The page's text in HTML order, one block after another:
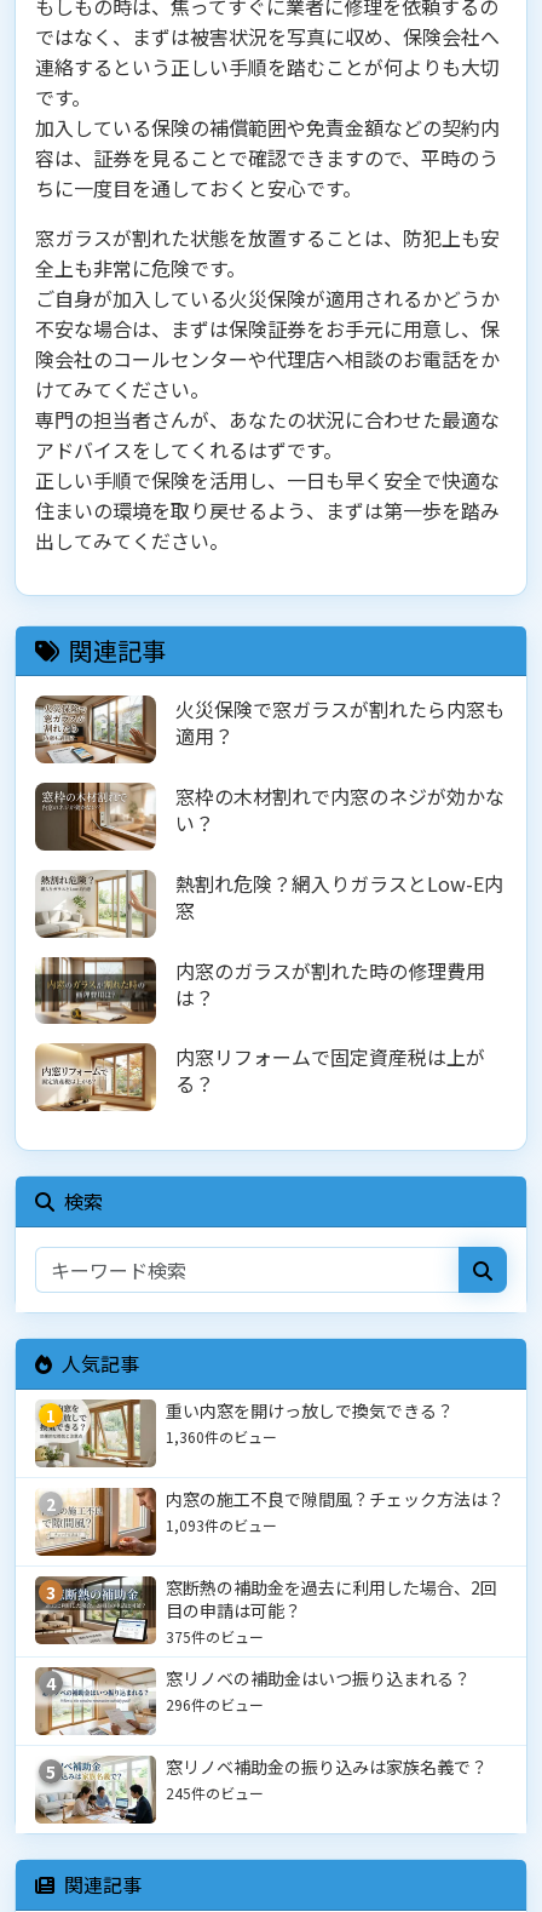
もしもの時は、焦ってすぐに業者に修理を依頼するの
ではなく、まずは被害状況を写真に収め、保険会社へ
連絡するという正しい手順を踏むことが何よりも大切
です。
加入している保険の補償範囲や免責金額などの契約内
容は、証券を見ることで確認できますので、平時のう
ちに一度目を通しておくと安心です。
窓ガラスが割れた状態を放置することは、防犯上も安
全上も非常に危険です。
ご自身が加入している火災保険が適用されるかどうか
不安な場合は、まずは保険証券をお手元に用意し、保
険会社のコールセンターや代理店へ相談のお電話をか
けてみてください。
専門の担当者さんが、あなたの状況に合わせた最適な
アドバイスをしてくれるはずです。
正しい手順で保険を活用し、一日も早く安全で快適な
住まいの環境を取り戻せるよう、まずは第一歩を踏み
出してみてください。
関連記事
火災保険で窓ガラスが割れたら内窓も
適用？
窓枠の木材割れで内窓のネジが効かな
い？
熱割れ危険？網入りガラスとLow-E内
窓
内窓のガラスが割れた時の修理費用
は？
内窓リフォームで固定資産税は上が
る？
検索
人気記事
1 重い内窓を開けっ放しで換気できる？
1,360件のビュー
2 内窓の施工不良で隙間風？チェック方法は？
1,093件のビュー
3
窓断熱の補助金を過去に利用した場合、2回
目の申請は可能？
375件のビュー
4 窓リノベの補助金はいつ振り込まれる？
296件のビュー
5 窓リノベ補助金の振り込みは家族名義で？
245件のビュー
関連記事